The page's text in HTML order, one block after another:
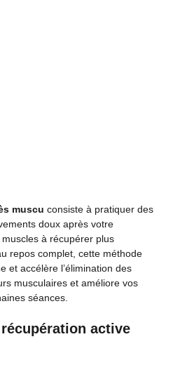
muscu consiste à pratiquer des
doux après votre
à récupérer plus
repos complet, cette méthode
et accélère l’élimination des
musculaires et améliore vos
séances.
active